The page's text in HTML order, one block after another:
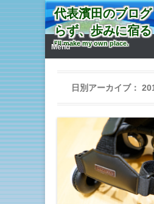
代表濱田のブロ
らず、歩みに宿る
I'll make my own place.
第1メニュー
コンテンツへ移動
Menu
日別アーカイブ：